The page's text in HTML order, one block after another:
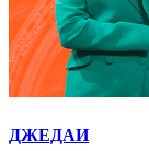
ДЖЕДАИ